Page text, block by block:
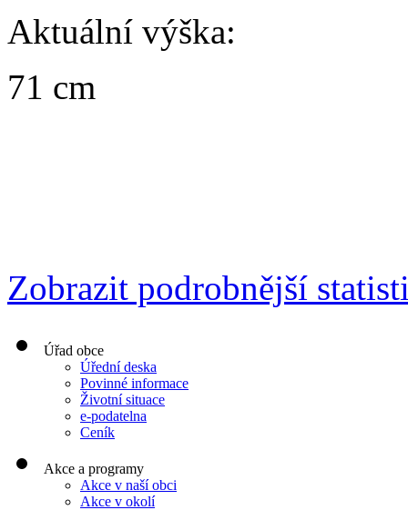
Aktuální výška:
71 cm
Zobrazit podrobnější
Úřad obce
Úřední deska
Povinné informace
Životní situace
e-podatelna
Ceník
Akce a programy
Akce v naší obci
Akce v okolí